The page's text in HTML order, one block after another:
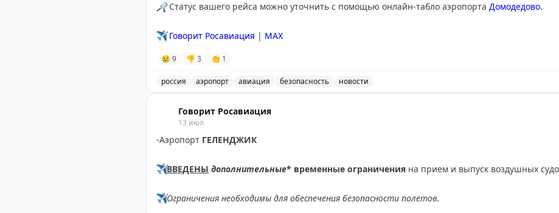
🔎Статус вашего рейса можно уточнить с помощью онлайн-табло аэропорта Домодедово.
✈️ Говорит Росавиация | МАХ
😢 9 👎 3 👏 1
россия аэропорт авиация безопасность новости
Говорит Росавиация
13 июл.
▫️Аэропорт ГЕЛЕНДЖИК
✈️ВВЕДЕНЫ дополнительные* временные ограничения на прием и выпуск воздушных
✈️Ограничения необходимы для обеспечения безопасности полетов.